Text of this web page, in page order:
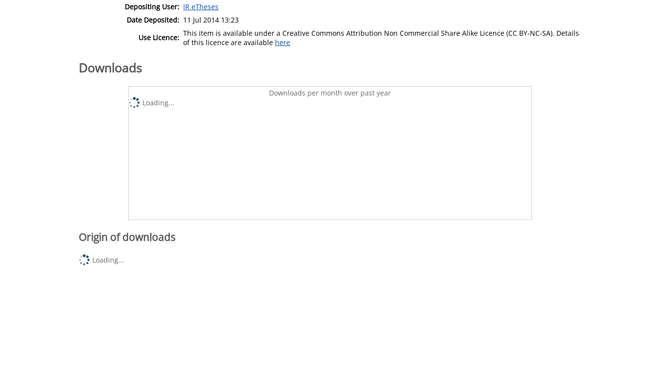
Depositing User: IR eTheses
Date Deposited: 11 Jul 2014 13:23
Use Licence: This item is available under a Creative Commons Attribution Non Commercial Share Alike Licence (CC BY-NC-SA). Details
of this licence are available here
Downloads
Downloads per month over past year
Loading...
Origin of downloads
Loading...